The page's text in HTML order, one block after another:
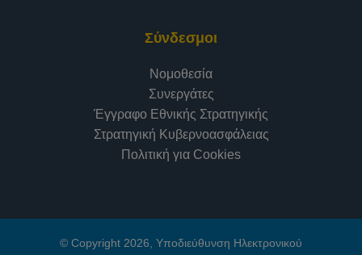
Σύνδεσμοι
Νομοθεσία
Συνεργάτες
Έγγραφο Εθνικής Στρατηγικής
Στρατηγική Κυβερνοασφάλειας
Πολιτική για Cookies
© Copyright 2026, Υποδιεύθυνση Ηλεκτρονικού